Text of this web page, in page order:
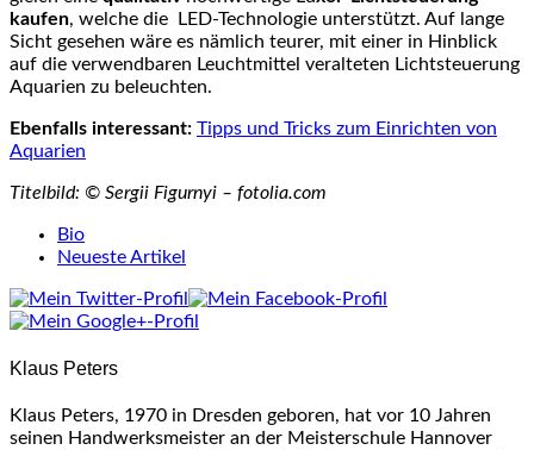
kaufen, welche die LED-Technologie unterstützt. Auf lange
Sicht gesehen wäre es nämlich teurer, mit einer in Hinblick
auf die verwendbaren Leuchtmittel veralteten Lichtsteuerung
Aquarien zu beleuchten.
Ebenfalls interessant: Tipps und Tricks zum Einrichten von
Aquarien
Titelbild: © Sergii Figurnyi – fotolia.com
following
tabs
change
below.
Bio
Neueste Artikel
Klaus Peters
Klaus Peters, 1970 in Dresden geboren, hat vor 10 Jahren
seinen Handwerksmeister an der Meisterschule Hannover